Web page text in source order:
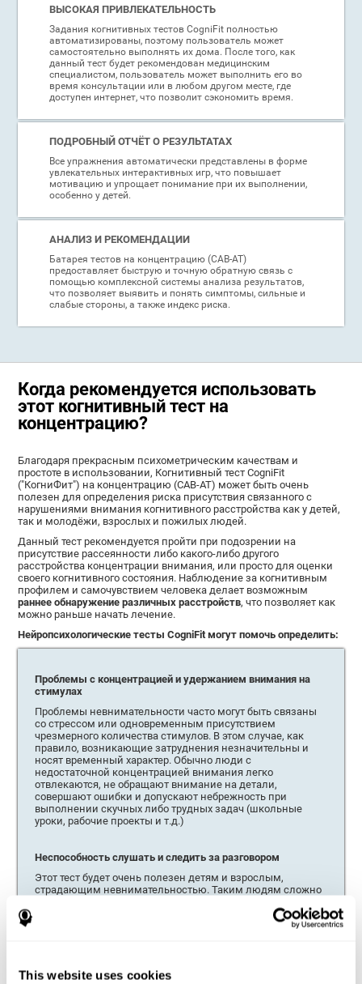
This website uses cookies
ВЫСОКАЯ ПРИВЛЕКАТЕЛЬНОСТЬ
Задания когнитивных тестов CogniFit полностью
автоматизированы, поэтому пользователь может
самостоятельно выполнять их дома. После того, как
данный тест будет рекомендован медицинским
специалистом, пользователь может выполнить его во
время консультации или в любом другом месте, где
доступен интернет, что позволит сэкономить время.
ПОДРОБНЫЙ ОТЧЁТ О РЕЗУЛЬТАТАХ
Все упражнения автоматически представлены в форме
увлекательных интерактивных игр, что повышает
мотивацию и упрощает понимание при их выполнении,
особенно у детей.
АНАЛИЗ И РЕКОМЕНДАЦИИ
Батарея тестов на концентрацию (CAB-AT)
предоставляет быструю и точную обратную связь с
помощью комплексной системы анализа результатов,
что позволяет выявить и понять симптомы, сильные и
слабые стороны, а также индекс риска.
Когда рекомендуется использовать
этот когнитивный тест на
концентрацию?
Благодаря прекрасным психометрическим качествам и
простоте в использовании, Когнитивный тест CogniFit
("КогниФит") на концентрацию (CAB-AT) может быть очень
полезен для определения риска присутствия связанного с
нарушениями внимания когнитивного расстройства как у детей,
так и молодёжи, взрослых и пожилых людей.
Данный тест рекомендуется пройти при подозрении на
присутствие рассеянности либо какого-либо другого
расстройства концентрации внимания, или просто для оценки
своего когнитивного состояния. Наблюдение за когнитивным
профилем и самочувствием человека делает возможным
раннее обнаружение различных расстройств, что позволяет как
можно раньше начать лечение.
Нейропсихологические тесты CogniFit могут помочь определить:
Проблемы с концентрацией и удержанием внимания на
стимулах
Проблемы невнимательности часто могут быть связаны
со стрессом или одновременным присутствием
чрезмерного количества стимулов. В этом случае, как
правило, возникающие затруднения незначительны и
носят временный характер. Обычно люди с
недостаточной концентрацией внимания легко
отвлекаются, не обращают внимание на детали,
совершают ошибки и допускают небрежность при
выполнении скучных либо трудных задач (школьные
уроки, рабочие проекты и т.д.)
Неспособность слушать и следить за разговором
Этот тест будет очень полезен детям и взрослым,
страдающим невнимательностью. Таким людям сложно
также концентрироваться на них. Часто при разговоре с
таким человеком складывается впечатление, что он тебя
проекта.